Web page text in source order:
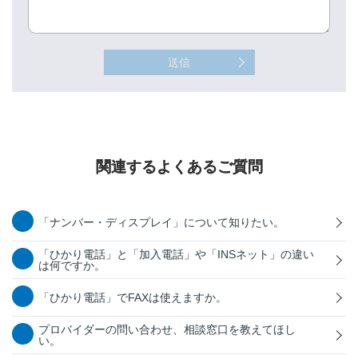
送信
関連するよくあるご質問
「ナンバー・ディスプレイ」について知りたい。
「ひかり電話」と「加入電話」や「INSネット」の違い
は何ですか。
「ひかり電話」でFAXは使えますか。
プロバイダーの問い合わせ、相談窓口を教えてほし
い。